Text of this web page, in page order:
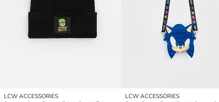
LCW ACCESSORIES
LCW ACCESSORIES